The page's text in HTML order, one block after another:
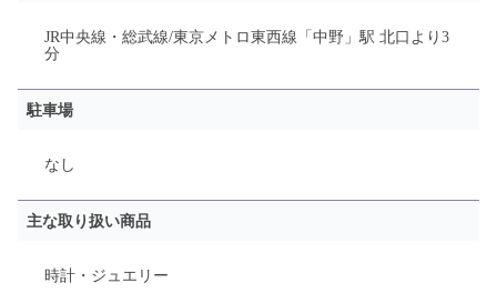
JR中央線・総武線/東京メトロ東西線「中野」駅 北口 より 3
分
駐車場
なし
主な取り扱い商品
時計・ジュエリー